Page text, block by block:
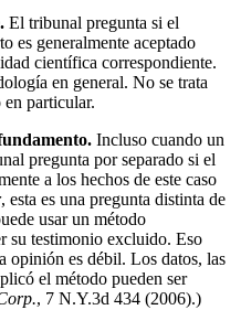
El tribunal pregunta si el
es generalmente aceptado
científica correspondiente.
en general. No se trata
particular.
Incluso cuando un
pregunta por separado si el
a los hechos de este caso
, esta es una pregunta distinta de
usar un método
su testimonio excluido. Eso
opinión es débil. Los datos, las
el método pueden ser
, 7 N.Y.3d 434 (2006).)